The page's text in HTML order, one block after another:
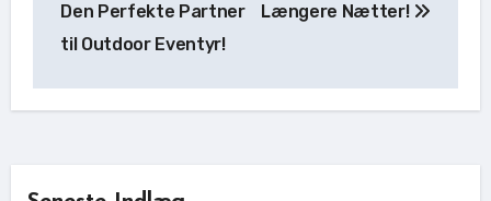
Den Perfekte Partner
til Outdoor Eventyr!
Længere Nætter!